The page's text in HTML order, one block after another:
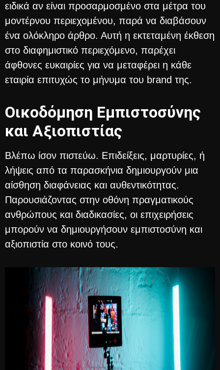
ειδικά αν είναι προσαρμοσμένο στα μέτρα του
μοντέρνου περιεχομένου, παρά να διαβάσουν
ένα ολόκληρο άρθρο. Αυτή η εκτεταμένη έκθεση
στο διαφημιστικό περιεχόμενο, παρέχει
άφθονες ευκαιρίες για να μεταφέρει η κάθε
εταιρία επιτυχώς το μήνυμα του brand της.
Οικοδόμηση Εμπιστοσύνης
και Αξιοπιστίας
Βλέπω ίσον πιστεύω. Επιδείξεις, μαρτυρίες, ή
λήψεις από τα παρασκήνια δημιουργούν μια
αίσθηση διαφάνειας και αυθεντικότητας.
Παρουσιάζοντας στην οθόνη πραγματικούς
ανθρώπους και διαδικασίες, οι επιχειρήσεις
μπορούν να δημιουργήσουν εμπιστοσύνη και
αξιοπιστία στο κοινό τους.